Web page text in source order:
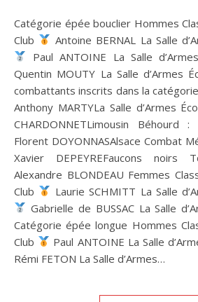
Catégorie épée bouclier Hommes Classement Combattant
Club
Antoine BERNAL La Salle
Paul ANTOINE La Salle
Quentin MOUTY La Salle d’Armes
combattants inscrits dans la
Anthony MARTYLa Salle d’Armes
CHARDONNETLimousin Béhourd :
Florent DOYONNASAlsace Combat
Xavier DEPEYREFaucons noirs
Alexandre BLONDEAU Femmes
Club
Laurie SCHMITT La Salle
Gabrielle de BUSSAC La Salle
Catégorie épée longue Hommes
Club
Paul ANTOINE La Salle
Rémi FETON La Salle d’Armes…